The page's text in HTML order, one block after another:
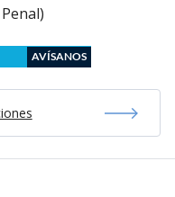
AVÍSANOS